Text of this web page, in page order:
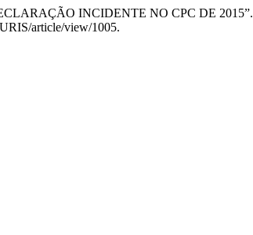
INCIDENTE NO CPC DE 2015”.
article/view/1005.